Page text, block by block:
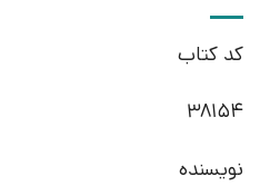
کد کتاب
38154
نویسنده